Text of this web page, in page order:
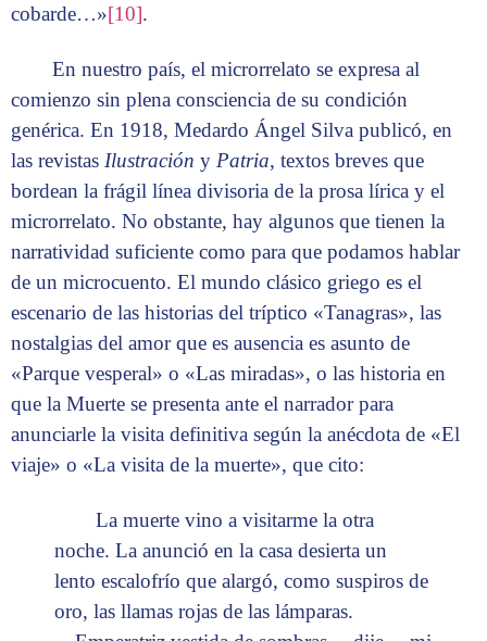
cobarde…»[10].
En nuestro país, el microrrelato se expresa al
comienzo sin plena consciencia de su condición
genérica. En 1918, Medardo Ángel Silva publicó, en
las revistas Ilustración y Patria, textos breves que
bordean la frágil línea divisoria de la prosa lírica y el
microrrelato. No obstante, hay algunos que tienen la
narratividad suficiente como para que podamos hablar
de un microcuento. El mundo clásico griego es el
escenario de las historias del tríptico «Tanagras», las
nostalgias del amor que es ausencia es asunto de
«Parque vesperal» o «Las miradas», o las historia en
que la Muerte se presenta ante el narrador para
anunciarle la visita definitiva según la anécdota de «El
viaje» o «La visita de la muerte», que cito:
La muerte vino a visitarme la otra
noche. La anunció en la casa desierta un
lento escalofrío que alargó, como suspiros de
oro, las llamas rojas de las lámparas.